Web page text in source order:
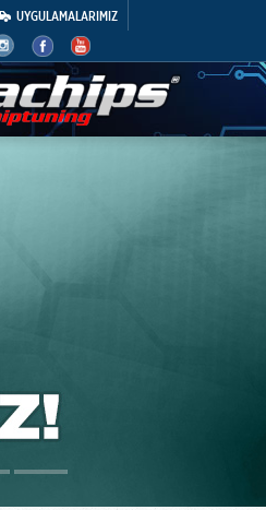
UYGULAMALARIMIZ